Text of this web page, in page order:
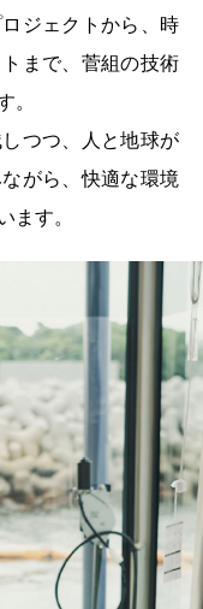
ジェクトから、 時
まで、 菅組の技術
。
つつ、
人と地球が
がら、快適な環境
ます。